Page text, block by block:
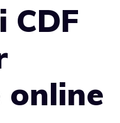
CDF
online